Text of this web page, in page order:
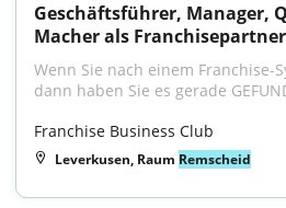
Geschäftsführer, Manager,
Macher als
Wenn Sie nach einem Franchise-
dann haben Sie es gerade
Franchise Business Club
Leverkusen, Raum Remscheid